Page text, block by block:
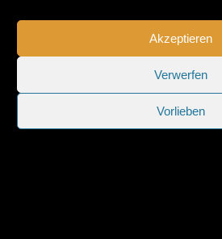
Akzeptieren
Verwerfen
Vorlieben